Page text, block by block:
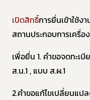
เปิดสิทธิ์การยื่นเข้าใช้ง
สถานประกอบการเครื่
เพื่อยื่น 1. คำขอจดทะเ
ส.น.1 , แบบ ส.ผ.1
2.คำขอแก้ไขเปลี่ยนแป